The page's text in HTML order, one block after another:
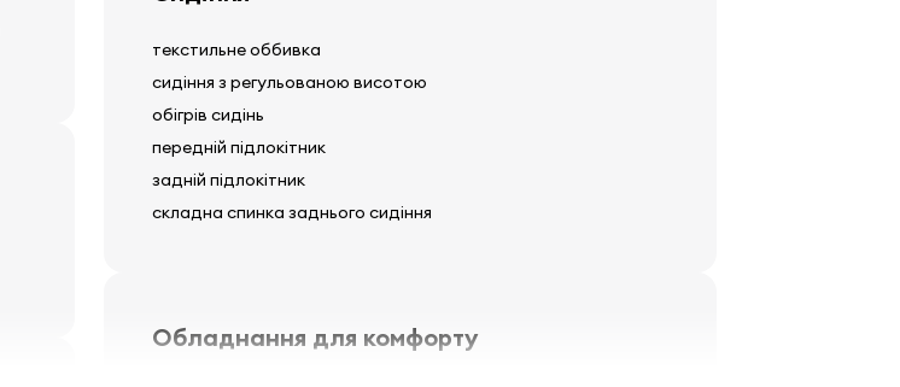
текстильне оббивка
сидіння з регульованою висотою
обігрів сидінь
передній підлокітник
задній підлокітник
складна спинка заднього сидіння
Обладнання для комфорту